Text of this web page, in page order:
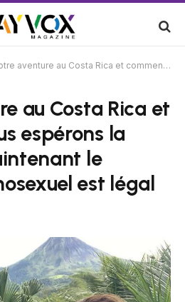
au Costa Rica et comment nous espérons la partager, maintenant le mariage homosexuel est légal
au Costa Rica et
espérons la
le
est légal